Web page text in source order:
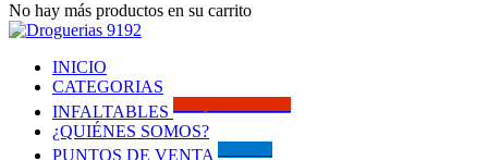
No hay más productos en su carrito
INICIO
CATEGORIAS
INFALTABLES
¿QUIÉNES SOMOS?
PUNTOS DE VENTA